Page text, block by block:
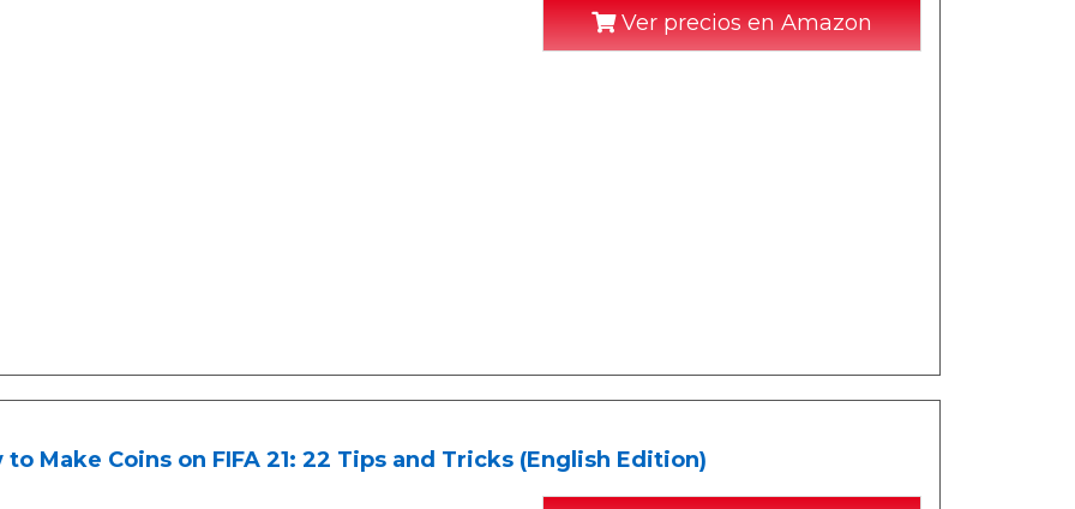
Ver precios en Amazon
to Make Coins on FIFA 21: 22 Tips and Tricks (English Edition)